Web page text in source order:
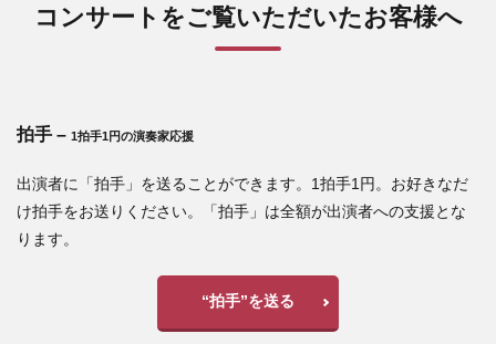
コンサートをご覧いただいたお客様へ
拍手 – 1拍手1円の演奏家応援
出演者に「拍手」を送ることができます。1拍手1円。お好きなだ
け拍手をお送りください。「拍手」は全額が出演者への支援とな
ります。
“拍手”を送る